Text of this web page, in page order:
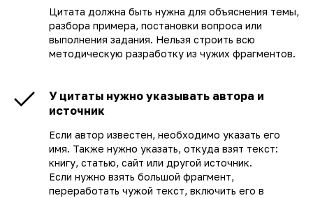
Цитата должна быть нужна для объяснения темы,
разбора примера, постановки вопроса или
выполнения задания. Нельзя строить всю
методическую разработку из чужих фрагментов.
У цитаты нужно указывать автора и
источник
Если автор известен, необходимо указать его
имя. Также нужно указать, откуда взят текст:
книгу, статью, сайт или другой источник.
Если нужно взять большой фрагмент,
переработать чужой текст, включить его в